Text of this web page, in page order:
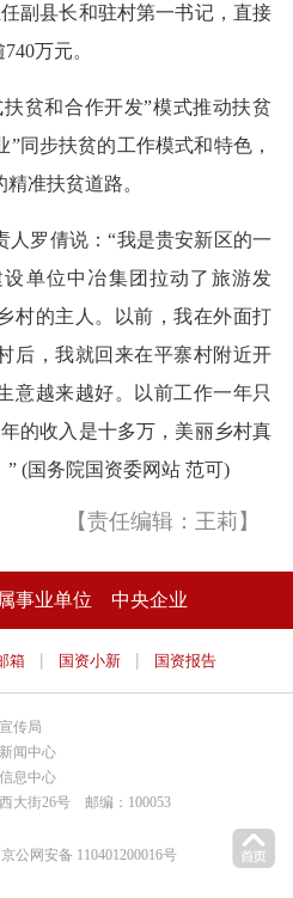
副县长和驻村第一书记，直接
万元。
贫和合作开发”模式推动扶贫
同步扶贫的工作模式和特色，
准扶贫道路。
人罗倩说：“我是贵安新区的一
单位中冶集团拉动了旅游发
村的主人。以前，我在外面打
后，我就回来在平寨村附近开
意越来越好。以前工作一年只
的收入是十多万，美丽乡村真
(国务院国资委网站 范可)
【责任编辑：王莉】
事业单位 中央企业
箱 | 国资小新 | 国资报告
传局
闻中心
息中心
大街26号 邮编：100053
京公网安备 110401200016号